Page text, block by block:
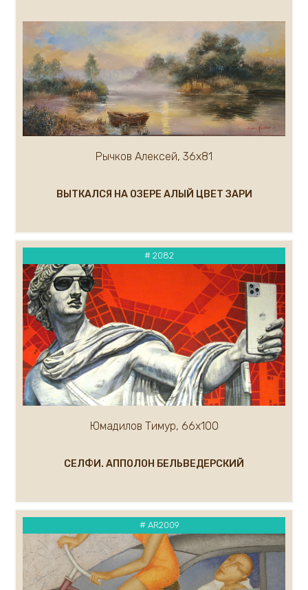
Кремер Александр
Крылов Александр
Кузнецов Андрей
Кукуева Светлана
Куликов Олег
Кулуев Дмитрий
Ларионова Елена
Крюков Александр
Кукса Василий
Липатова Алла
Макаров Сергей
Мальков Кирилл
Малькова Ольга
Маслов Анатолий
Маргарян Артур
Мельникова Евгения
Мельников Андрей
Миронов Геннадий
Митин Дмитрий
Михалев Николай
Рычков Алексей, 36х81
ВЫТКАЛСЯ НА ОЗЕРЕ АЛЫЙ ЦВЕТ ЗАРИ
# 2082
Юмадилов Тимур, 66х100
СЕЛФИ. АППОЛОН БЕЛЬВЕДЕРСКИЙ
# AR2009